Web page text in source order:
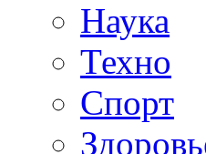
Наука
Техно
Спорт